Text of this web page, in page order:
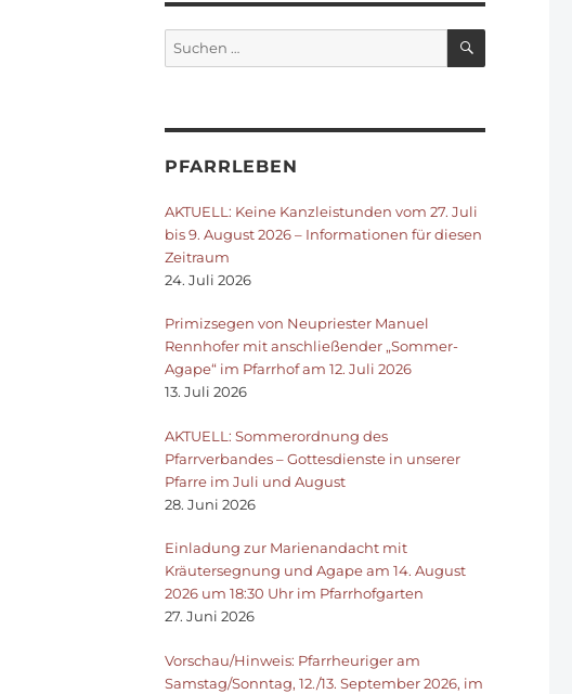
Suchen
SUCHEN
PFARRLEBEN
AKTUELL: Keine Kanzleistunden vom 27. Juli
bis 9. August 2026 – Informationen für diesen
Zeitraum
24. Juli 2026
Primizsegen von Neupriester Manuel
Rennhofer mit anschließender „Sommer-
Agape“ im Pfarrhof am 12. Juli 2026
13. Juli 2026
AKTUELL: Sommerordnung des
Pfarrverbandes – Gottesdienste in unserer
Pfarre im Juli und August
28. Juni 2026
Einladung zur Marienandacht mit
Kräutersegnung und Agape am 14. August
2026 um 18:30 Uhr im Pfarrhofgarten
27. Juni 2026
Vorschau/Hinweis: Pfarrheuriger am
Samstag/Sonntag, 12./13. September 2026, im